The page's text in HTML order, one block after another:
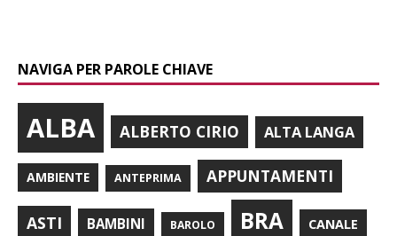
NAVIGA PER PAROLE CHIAVE
ALBA ALBERTO CIRIO ALTA LANGA
AMBIENTE ANTEPRIMA APPUNTAMENTI
ASTI BAMBINI BAROLO BRA CANALE